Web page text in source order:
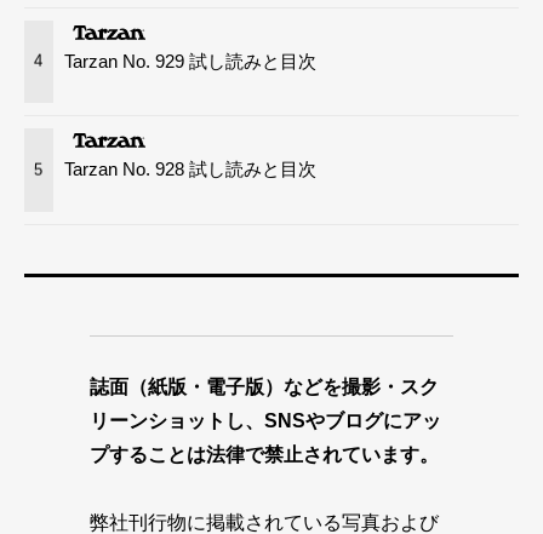
4 Tarzan No. 929 試し読みと目次
5 Tarzan No. 928 試し読みと目次
誌面（紙版・電子版）などを撮影・スク
リーンショットし、SNSやブログにアッ
プすることは法律で禁止されています。
弊社刊行物に掲載されている写真および